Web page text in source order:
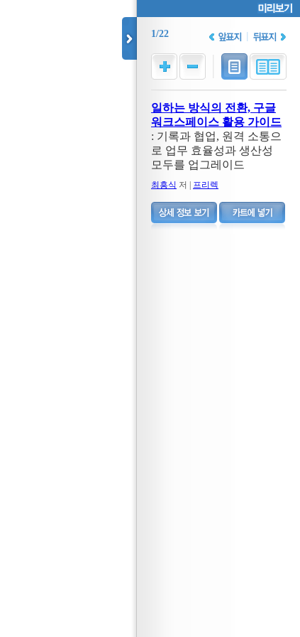
1/22
일하는 방식의 전환, 구글
워크스페이스 활용 가이드
: 기록과 협업, 원격 소통으
로 업무 효율성과 생산성
모두를 업그레이드
최흥식 저 | 프리렉